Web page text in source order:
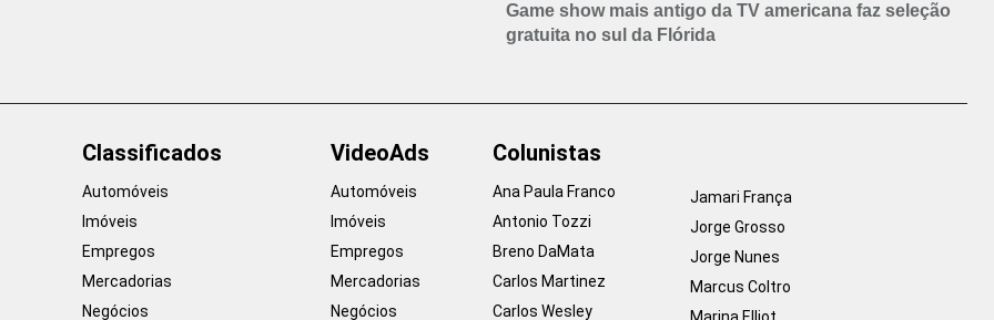
Game show mais antigo da TV americana faz seleção
gratuita no sul da Flórida
Classificados
Automóveis
Imóveis
Empregos
Mercadorias
Negócios
VideoAds
Automóveis
Imóveis
Empregos
Mercadorias
Negócios
Colunistas
Ana Paula Franco
Antonio Tozzi
Breno DaMata
Carlos Martinez
Carlos Wesley
Jamari França
Jorge Grosso
Jorge Nunes
Marcus Coltro